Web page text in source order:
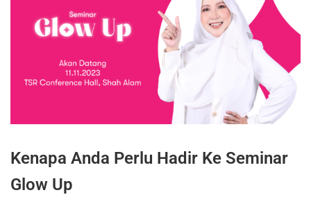
Kenapa Anda Perlu Hadir Ke Seminar
Glow Up